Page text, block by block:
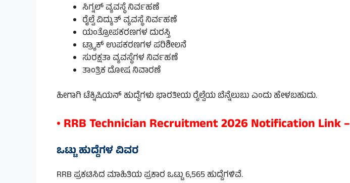
ಸಿಗ್ನಲ್ ವ್ಯವಸ್ಥೆ ನಿರ್ವಹಣೆ
ರೈಲ್ವೆ ವಿದ್ಯುತ್ ವ್ಯವಸ್ಥೆ ನಿರ್ವಹಣೆ
ಯಂತ್ರೋಪಕರಣಗಳ ದುರಸ್ತಿ
ಟ್ರ್ಯಾಕ್ ಉಪಕರಣಗಳ ಪರಿಶೀಲನೆ
ಸುರಕ್ಷತಾ ವ್ಯವಸ್ಥೆಗಳ ನಿರ್ವಹಣೆ
ತಾಂತ್ರಿಕ ದೋಷ ನಿವಾರಣೆ
ಹೀಗಾಗಿ ಟೆಕ್ನಿಷಿಯನ್ ಹುದ್ದೆಗಳು ಭಾರತೀಯ ರೈಲ್ವೆಯ ಬೆನ್ನೆಲುಬು ಎಂದು ಹೇಳಬಹುದು.
• RRB Technician Recruitment 2026 Notification Link –
ಒಟ್ಟು ಹುದ್ದೆಗಳ ವಿವರ
RRB ಪ್ರಕಟಿಸಿದ ಮಾಹಿತಿಯ ಪ್ರಕಾರ ಒಟ್ಟು 6,565 ಹುದ್ದೆಗಳಿವೆ.